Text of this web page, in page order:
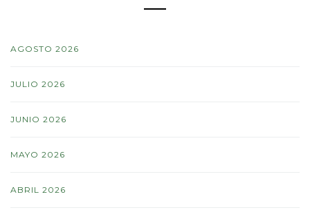
AGOSTO 2026
JULIO 2026
JUNIO 2026
MAYO 2026
ABRIL 2026